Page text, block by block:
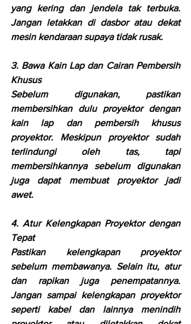
yang kering dan jendela tak terbuka.
Jangan letakkan di dasbor atau dekat
mesin kendaraan supaya tidak rusak.
3. Bawa Kain Lap dan Cairan Pembersih
Khusus
Sebelum digunakan, pastikan
membersihkan dulu proyektor dengan
kain lap dan pembersih khusus
proyektor. Meskipun proyektor sudah
terlindungi oleh tas, tapi
membersihkannya sebelum digunakan
juga dapat membuat proyektor jadi
awet.
4. Atur Kelengkapan Proyektor dengan
Tepat
Pastikan kelengkapan proyektor
sebelum membawanya. Selain itu, atur
dan rapikan juga penempatannya.
Jangan sampai kelengkapan proyektor
seperti kabel dan lainnya menindih